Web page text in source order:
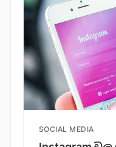
SOCIAL MEDIA